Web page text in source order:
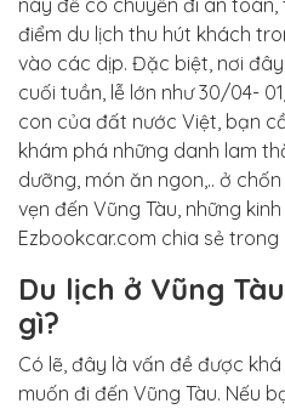
này để có chuyến đi an toàn,
điểm du lịch thu hút khách
vào các dịp. Đặc biệt, nơi
cuối tuần, lễ lớn như 30/04-
con của đất nước Việt, bạn
khám phá những danh lam
dưỡng, món ăn ngon,.. ở
vẹn đến Vũng Tàu, những
Ezbookcar.com chia sẻ
Du lịch ở Vũng
gì?
Có lẽ, đây là vấn đề được
muốn đi đến Vũng Tàu. Nếu